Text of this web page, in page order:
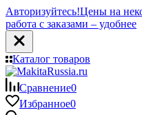
Авторизуйтесь!Цены на
работа с заказами – удобнее
Каталог товаров
Сравнение0
Избранное0